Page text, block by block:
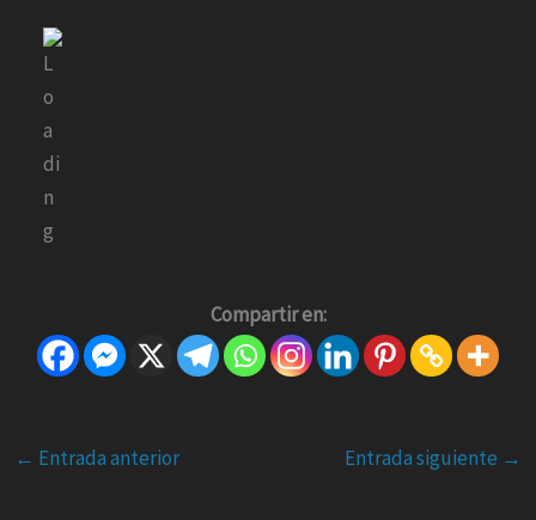
Compartir en:
← Entrada anterior Entrada siguiente →